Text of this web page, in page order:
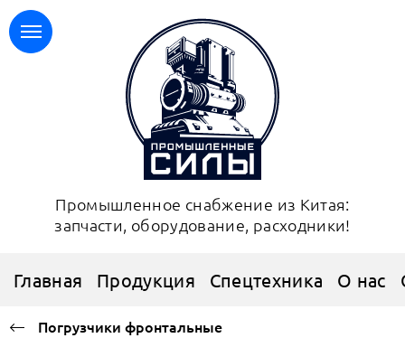
Промышленное снабжение из Китая:
запчасти, оборудование, расходники!
Главная Продукция Спецтехника О нас
Погрузчики фронтальные